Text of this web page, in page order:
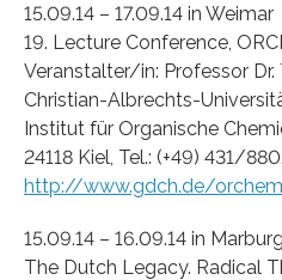
15.09.14 – 17.09.14 in Weimar
19. Lecture Conference,
Veranstalter/in: Professor Dr.
Christian-Albrechts-
Institut für Organische
24118 Kiel, Tel.: (+49) 431/
http://www.gdch.de/
15.09.14 – 16.09.14 in Marburg
The Dutch Legacy. Radical